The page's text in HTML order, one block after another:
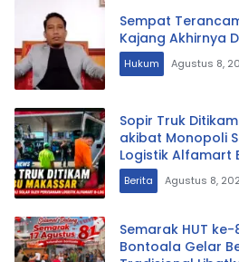
Sempat
Kajang Akhirnya
Hukum Agustus 8,
Sopir Truk
akibat Monopoli
Logistik Alfamart
Berita Agustus 8,
Semarak HUT ke-
Bontoala Gelar